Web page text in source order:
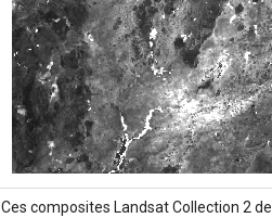
Ces composites Landsat Collection 2 de